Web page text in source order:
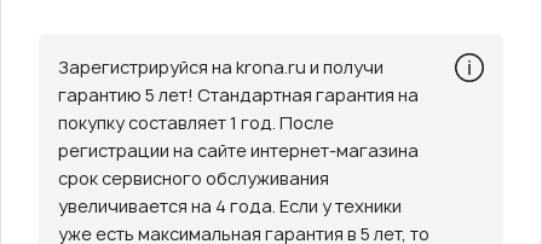
Зарегистрируйся на krona.ru и получи
гарантию 5 лет! Стандартная гарантия на
покупку составляет 1 год. После
регистрации на сайте интернет-магазина
срок сервисного обслуживания
увеличивается на 4 года. Если у техники
уже есть максимальная гарантия в 5 лет, то